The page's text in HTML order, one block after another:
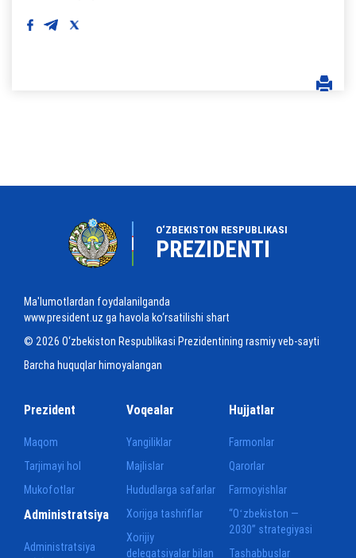
O‘ZBEKISTON RESPUBLIKASI
PREZIDENTI
Ma'lumotlardan foydalanilganda
www.president.uz ga havola ko‘rsatilishi shart
© 2026 O‘zbekiston Respublikasi Prezidentining rasmiy veb-sayti
Barcha huquqlar himoyalangan
Prezident
Maqom
Tarjimayi hol
Mukofotlar
Voqealar
Yangiliklar
Majlislar
Hududlarga safarlar
Xorijga tashriflar
Xorijiy
delegatsiyalar bilan
Hujjatlar
Farmonlar
Qarorlar
Farmoyishlar
“Oʻzbekiston —
2030” strategiyasi
Tashabbuslar
Administratsiya
Administratsiya